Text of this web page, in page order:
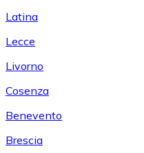
Latina
Lecce
Livorno
Cosenza
Benevento
Brescia